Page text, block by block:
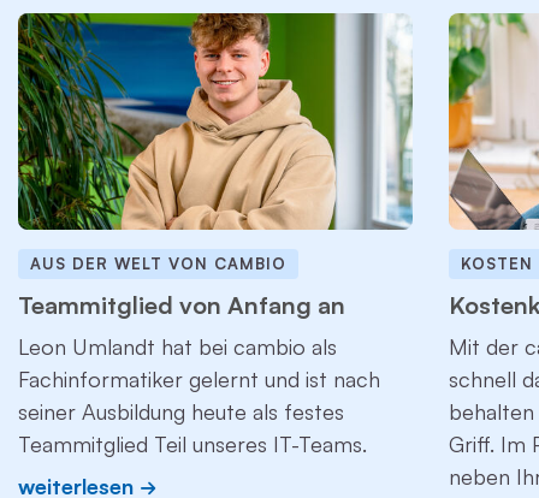
AUS DER WELT VON CAMBIO
Teammitglied von Anfang an
Leon Umlandt hat bei cambio als
Fachinformatiker gelernt und ist nach
seiner Ausbildung heute als festes
Teammitglied Teil unseres IT-Teams.
weiterlesen
KOSTEN
Mit der
schnell
Griff. Im
neben